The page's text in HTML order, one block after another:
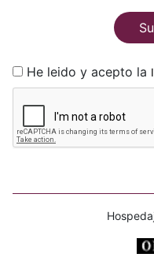
He leido y acepto la